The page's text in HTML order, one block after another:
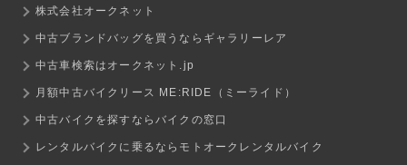
株式会社オークネット
中古ブランドバッグを買うならギャラリーレア
中古車検索はオークネット.jp
月額中古バイクリース ME:RIDE（ミーライド）
中古バイクを探すならバイクの窓口
レンタルバイクに乗るならモトオークレンタルバイク